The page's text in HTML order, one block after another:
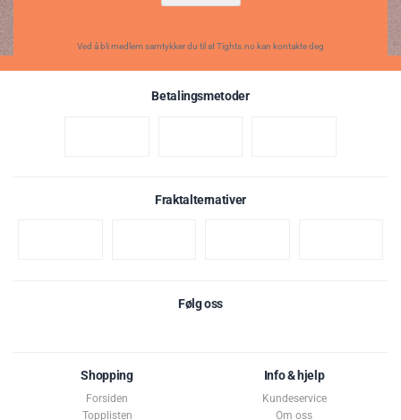
Ved å bli medlem samtykker du til at Tights.no kan kontakte deg
Betalingsmetoder
Fraktalternativer
Følg oss
Shopping
Forsiden
Topplisten
Info & hjelp
Kundeservice
Om oss